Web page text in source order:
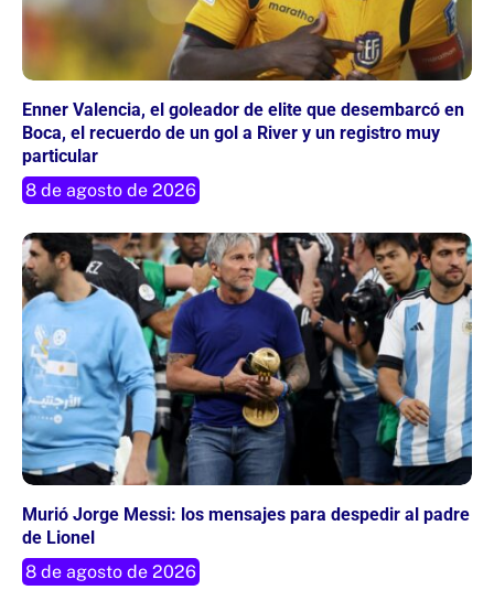
Enner Valencia, el goleador de elite que desembarcó en
Boca, el recuerdo de un gol a River y un registro muy
particular
8 de agosto de 2026
Murió Jorge Messi: los mensajes para despedir al padre
de Lionel
8 de agosto de 2026